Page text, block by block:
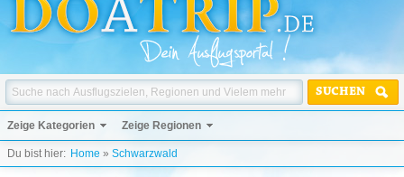
SUCHEN
Zeige Kategorien Zeige Regionen
Du bist hier: Home » Schwarzwald